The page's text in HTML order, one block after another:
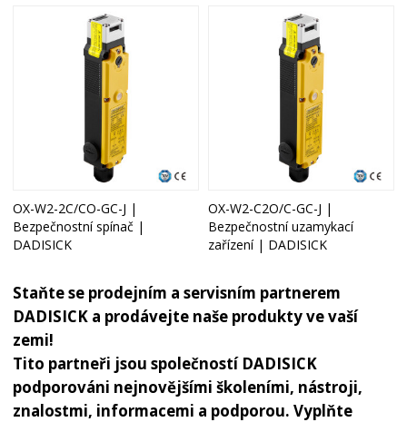
OX-W2-2C/CO-GC-J |
Bezpečnostní spínač |
DADISICK
OX-W2-C2O/C-GC-J |
Bezpečnostní uzamykací
zařízení | DADISICK
Staňte se prodejním a servisním partnerem
DADISICK a prodávejte naše produkty ve vaší
zemi!
Tito partneři jsou společností DADISICK
podporováni nejnovějšími školeními, nástroji,
znalostmi, informacemi a podporou. Vyplňte